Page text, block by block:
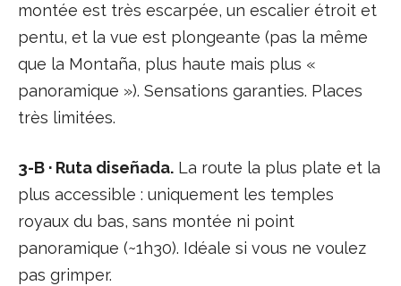
montée est très escarpée, un escalier étroit et
pentu, et la vue est plongeante (pas la même
que la Montaña, plus haute mais plus «
panoramique »). Sensations garanties. Places
très limitées.
3-B · Ruta diseñada. La route la plus plate et la
plus accessible : uniquement les temples
royaux du bas, sans montée ni point
panoramique (~1h30). Idéale si vous ne voulez
pas grimper.